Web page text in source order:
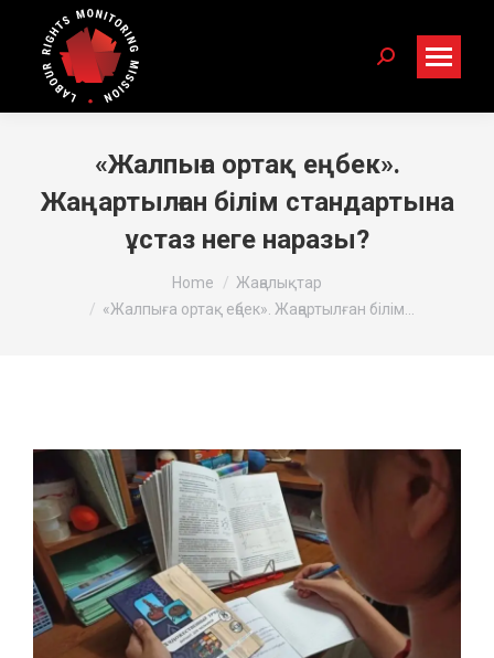
Search:
«Жалпыға ортақ еңбек».
Жаңартылған білім стандартына
ұстаз неге наразы?
Home
Жаңалықтар
«Жалпыға ортақ еңбек». Жаңартылған білім…